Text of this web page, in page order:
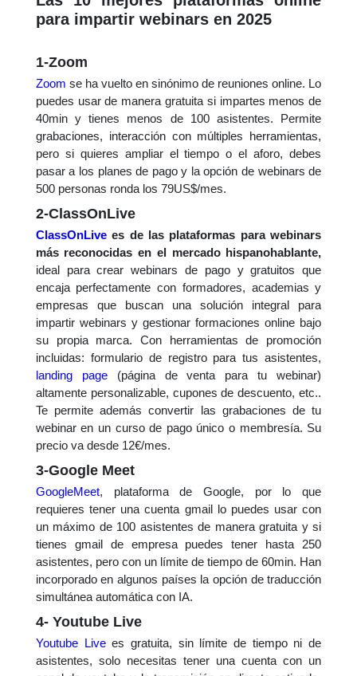
para impartir webinars en 2025
1-Zoom
Zoom se ha vuelto en sinónimo de reuniones online. Lo
puedes usar de manera gratuita si impartes menos de
40min y tienes menos de 100 asistentes. Permite
grabaciones, interacción con múltiples herramientas,
pero si quieres ampliar el tiempo o el aforo, debes
pasar a los planes de pago y la opción de webinars de
500 personas ronda los 79US$/mes.
2-ClassOnLive
ClassOnLive es de las plataformas para webinars
más reconocidas en el mercado hispanohablante,
ideal para crear webinars de pago y gratuitos que
encaja perfectamente con formadores, academias y
empresas que buscan una solución integral para
impartir webinars y gestionar formaciones online bajo
su propia marca. Con herramientas de promoción
incluidas: formulario de registro para tus asistentes,
landing page(página de venta para tu webinar)
altamente personalizable, cupones de descuento, etc..
Te permite además convertir las grabaciones de tu
webinar en un curso de pago único o membresía. Su
precio va desde 12€/mes.
3-Google Meet
GoogleMeet, plataforma de Google, por lo que
requieres tener una cuenta gmail lo puedes usar con
un máximo de 100 asistentes de manera gratuita y si
tienes gmail de empresa puedes tener hasta 250
asistentes, pero con un límite de tiempo de 60min. Han
incorporado en algunos países la opción de traducción
simultánea automática con IA.
4- Youtube Live
Youtube Livees gratuita, sin límite de tiempo ni de
asistentes, solo necesitas tener una cuenta con un